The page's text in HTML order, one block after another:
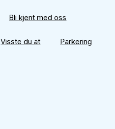
Bli kjent med oss
Visste du at Parkering